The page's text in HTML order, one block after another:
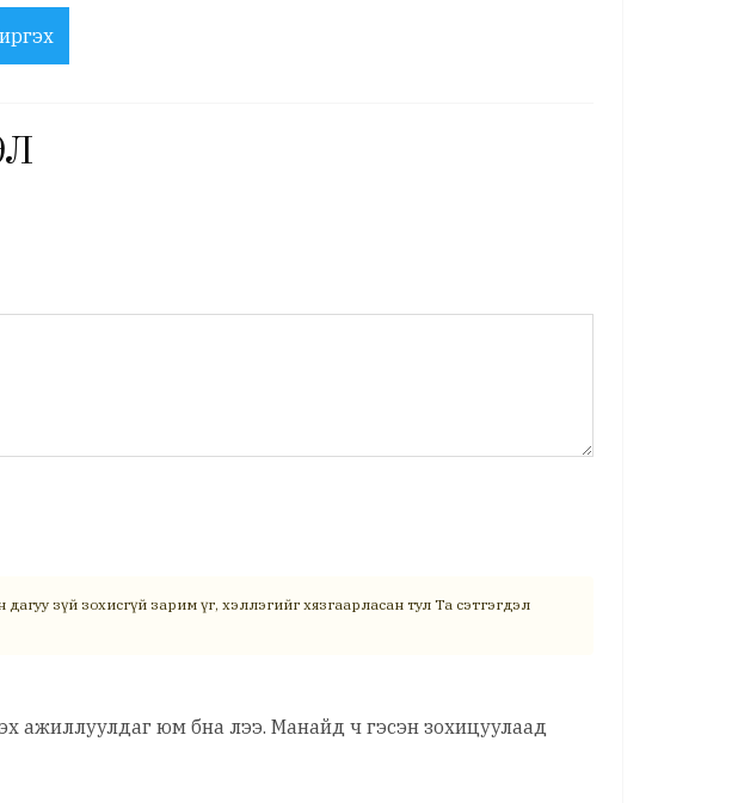
зүй зохисгүй зарим үг, хэллэгийг хязгаарласан тул Та сэтгэгдэл
ажиллуулдаг юм бна лээ. Манайд ч гэсэн зохицуулаад